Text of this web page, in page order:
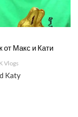
Макс и Кати
Vlogs
Katy